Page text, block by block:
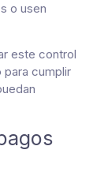
o usen
este control
cumplir